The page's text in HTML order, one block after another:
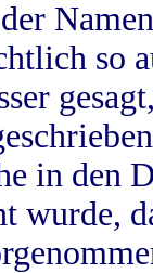
so
in
wurde,